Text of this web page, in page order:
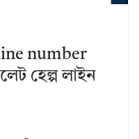
number
হেল্প লাইন